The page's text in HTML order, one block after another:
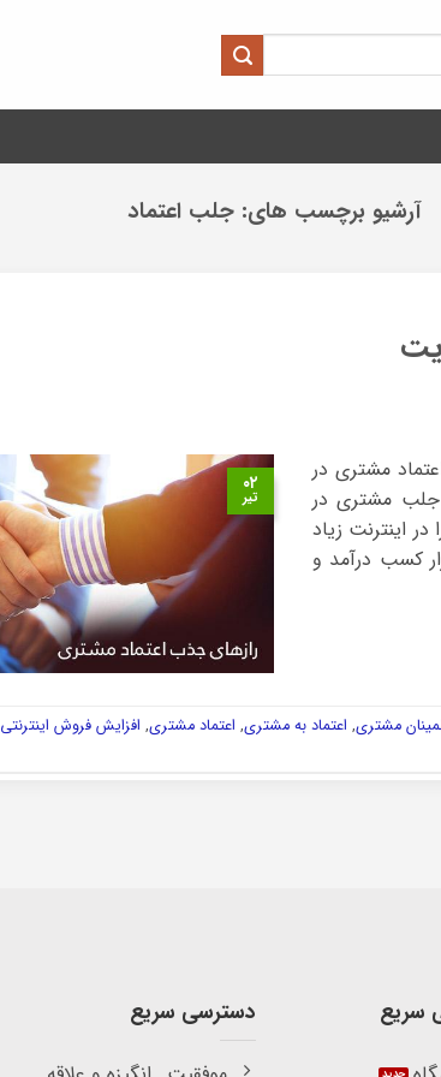
آرشیو برچسب های:جلب اعتماد
۰۲
تیر
مشتری در
جلب مشتری در
اینترنت زیاد
کسب درآمد و
مشتری, اعتماد به مشتری, اعتماد مشتری, افزایش فروش اینترنتی
سریع دسترسی سریع